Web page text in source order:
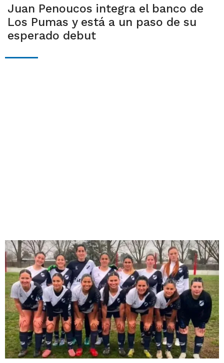
Juan Penoucos integra el banco de
Los Pumas y está a un paso de su
esperado debut